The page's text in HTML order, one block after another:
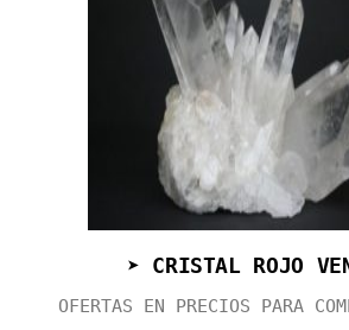
➤ CRISTAL ROJO
OFERTAS EN PRECIOS PARA